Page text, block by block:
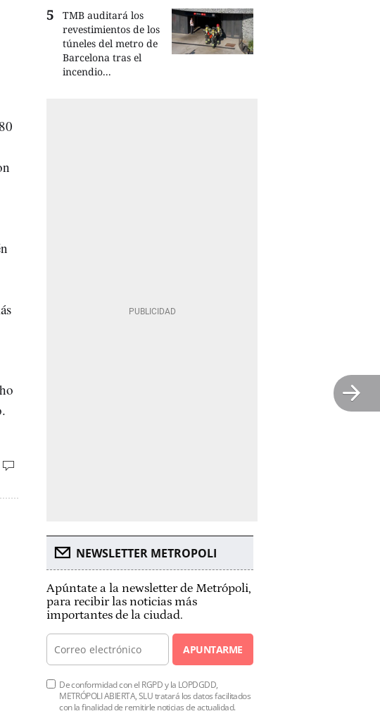
TMB auditará los
revestimientos de los
túneles del metro de
Barcelona tras el
incendio...
NEWSLETTER METROPOLI
Apúntate a la newsletter de Metrópoli,
para recibir las noticias más
importantes de la ciudad.
APUNTARME
De conformidad con el RGPD y la LOPDGDD,
METRÓPOLI ABIERTA, SLU tratará los datos facilitados
con la finalidad de remitirle noticias de actualidad.